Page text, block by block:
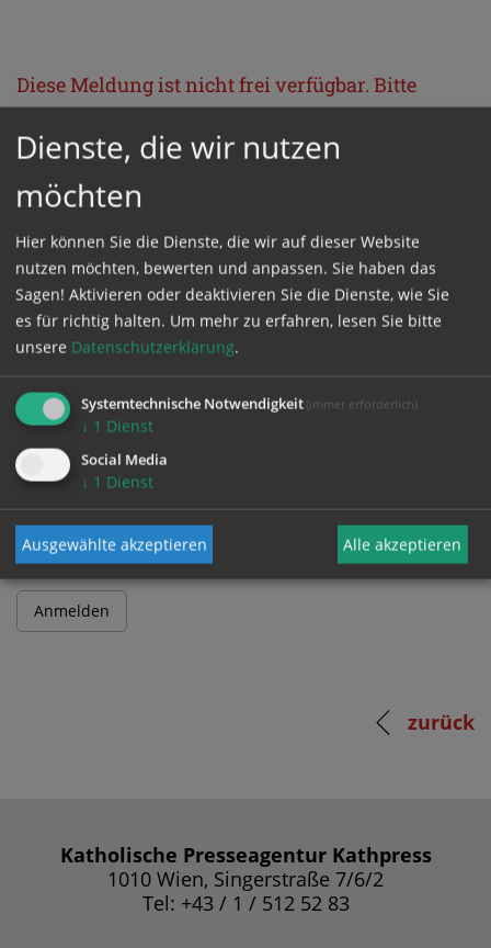
Diese Meldung ist nicht frei verfügbar. Bitte
ProduktKathpress_online.
Bitte melden Sie sich mit Ihrem Benutzernamen
und Passwort an.
Benutzername
Passwort
zurück
Katholische Presseagentur Kathpress
1010 Wien, Singerstraße 7/6/2
Tel: +43 / 1 / 512 52 83
Dienste, die wir nutzen
möchten
Hier können Sie die Dienste, die wir auf dieser Website
nutzen möchten, bewerten und anpassen. Sie haben das
Sagen! Aktivieren oder deaktivieren Sie die Dienste, wie Sie
es für richtig halten. Um mehr zu erfahren, lesen Sie bitte
unsere Datenschutzerklärung.
Systemtechnische Notwendigkeit (immer erforderlich)
↓ 1 Dienst
Social Media
↓ 1 Dienst
Ausgewählte akzeptieren Alle akzeptieren